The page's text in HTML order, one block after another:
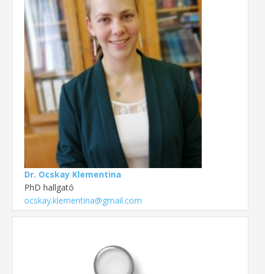
Dr. Ocskay Klementina
PhD hallgató
ocskay.klementina@gmail.com